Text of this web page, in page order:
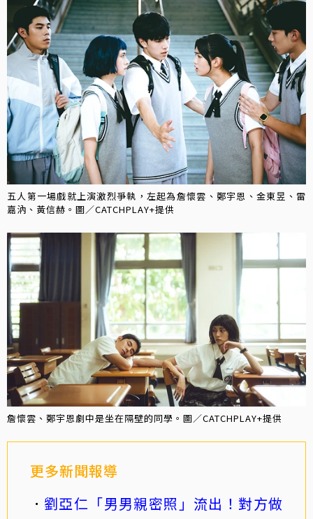
五人第一場戲就上演激烈爭執，左起為詹懷雲、鄭宇恩、金東昱、雷
嘉汭、黃信赫。圖／CATCHPLAY+提供
詹懷雲、鄭宇恩劇中是坐在隔壁的同學。圖／CATCHPLAY+提供
更多新聞報導
劉亞仁「男男親密照」流出！對方做